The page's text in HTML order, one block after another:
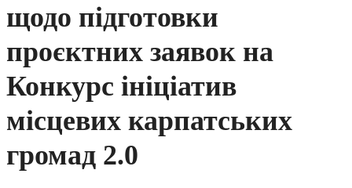
щодо підготовки
проєктних заявок на
Конкурс ініціатив
місцевих карпатських
громад 2.0